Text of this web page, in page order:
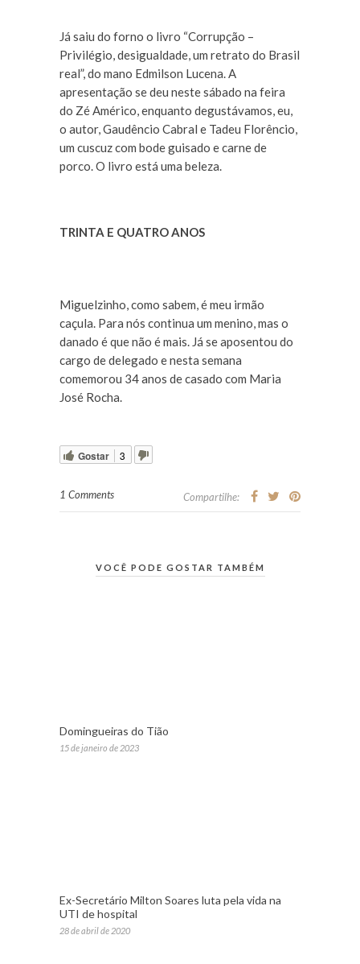
Já saiu do forno o livro “Corrupção –
Privilégio, desigualdade, um retrato do Brasil
real”, do mano Edmilson Lucena. A
apresentação se deu neste sábado na feira
do Zé Américo, enquanto degustávamos, eu,
o autor, Gaudêncio Cabral e Tadeu Florêncio,
um cuscuz com bode guisado e carne de
porco. O livro está uma beleza.
TRINTA E QUATRO ANOS
Miguelzinho, como sabem, é meu irmão
caçula. Para nós continua um menino, mas o
danado é que não é mais. Já se aposentou do
cargo de delegado e nesta semana
comemorou 34 anos de casado com Maria
José Rocha.
Gostar 3
1 Comments Compartilhe:
VOCÊ PODE GOSTAR TAMBÉM
Domingueiras do Tião
15 de janeiro de 2023
Ex-Secretário Milton Soares luta pela vida na
UTI de hospital
28 de abril de 2020